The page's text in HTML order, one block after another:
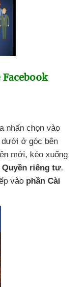
Facebook
nhấn chọn vào
dưới ở góc bên
mới, kéo xuống
riêng tư.
vào phần Cài